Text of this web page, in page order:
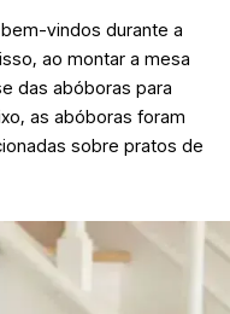
vindos durante a
ao montar a mesa
das abóboras para
as abóboras foram
sobre pratos de